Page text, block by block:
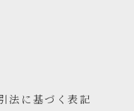
法に基づく表記